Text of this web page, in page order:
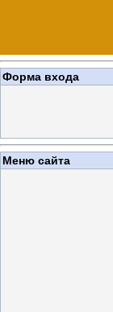
Форма входа
Меню сайта